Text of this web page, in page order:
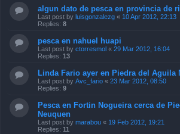
algun dato de pesca en provincia de
Last post by luisgonzalezg « 10 Apr 2012, 22:13
Replies: 8
pesca en nahuel huapi
Last post by ctorresmol « 29 Mar 2012, 16:04
Replies: 13
Linda Fario ayer en Piedra del Aguila
Last post by Avc_fario « 23 Mar 2012, 08:50
Replies: 9
Pesca en Fortin Nogueira cerca de
Neuquen
Last post by marabou « 19 Feb 2012, 19:21
Replies: 11